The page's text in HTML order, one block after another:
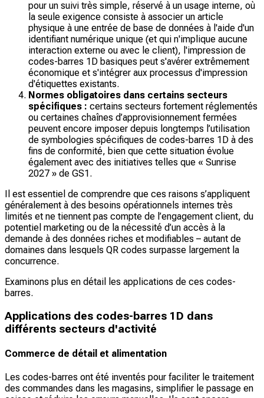
pour un suivi très simple, réservé à un usage interne, où
la seule exigence consiste à associer un article
physique à une entrée de base de données à l'aide d'un
identifiant numérique unique (et qui n'implique aucune
interaction externe ou avec le client), l'impression de
codes-barres 1D basiques peut s'avérer extrêmement
économique et s'intégrer aux processus d'impression
d'étiquettes existants.
Normes obligatoires dans certains secteurs
spécifiques : certains secteurs fortement réglementés
ou certaines chaînes d’approvisionnement fermées
peuvent encore imposer depuis longtemps l’utilisation
de symbologies spécifiques de codes-barres 1D à des
fins de conformité, bien que cette situation évolue
également avec des initiatives telles que « Sunrise
2027 » de GS1.
Il est essentiel de comprendre que ces raisons s’appliquent
généralement à des besoins opérationnels internes très
limités et ne tiennent pas compte de l’engagement client, du
potentiel marketing ou de la nécessité d’un accès à la
demande à des données riches et modifiables – autant de
domaines dans lesquels QR codes surpasse largement la
concurrence.
Examinons plus en détail les applications de ces codes-
barres.
Applications des codes-barres 1D dans
différents secteurs d'activité
Commerce de détail et alimentation
Les codes-barres ont été inventés pour faciliter le traitement
des commandes dans les magasins, simplifier le passage en